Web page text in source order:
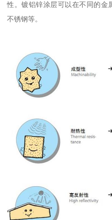
性。镀铝锌涂层可以在不同的金
不锈钢等。